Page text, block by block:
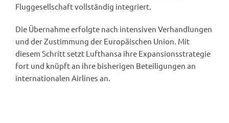
Fluggesellschaft vollständig integriert.
Die Übernahme erfolgte nach intensiven Verhandlungen
und der Zustimmung der Europäischen Union. Mit
diesem Schritt setzt Lufthansa ihre Expansionsstrategie
fort und knüpft an ihre bisherigen Beteiligungen an
internationalen Airlines an.